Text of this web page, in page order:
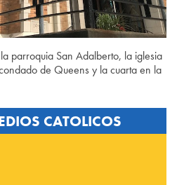
parroquia San Adalberto, la iglesia
de Queens y la cuarta en la
CATOLICOS